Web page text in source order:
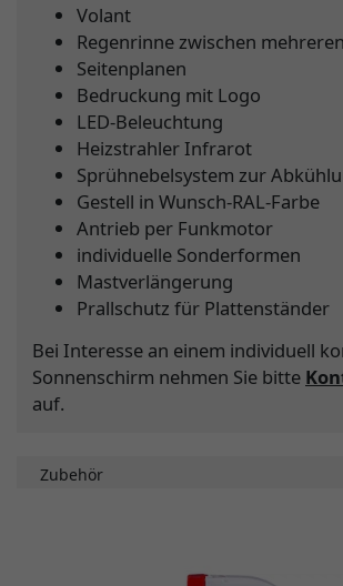
Volant
Regenrinne zwischen
Seitenplanen
Bedruckung mit Logo
LED-Beleuchtung
Heizstrahler Infrarot
Sprühnebelsystem zur
Gestell in Wunsch-RAL-Farbe
Antrieb per Funkmotor
individuelle Sonderformen
Mastverlängerung
Prallschutz für Plattenständer
Bei Interesse an einem individuell
Sonnenschirm nehmen Sie bitte
auf.
Zubehör